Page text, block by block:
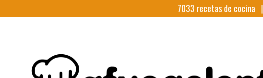
7033 recetas de cocina |